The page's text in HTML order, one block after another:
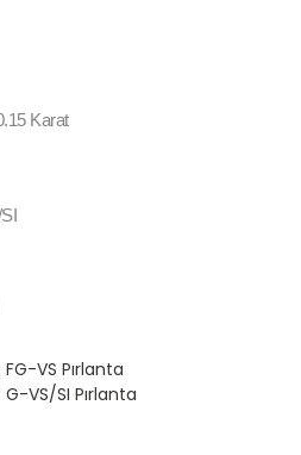
Karat
VS Pırlanta
VS/SI Pırlanta